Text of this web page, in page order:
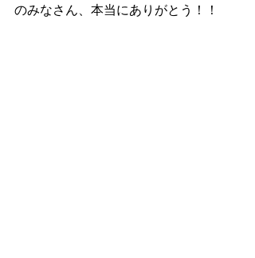
のみなさん、本当にありがとう！！